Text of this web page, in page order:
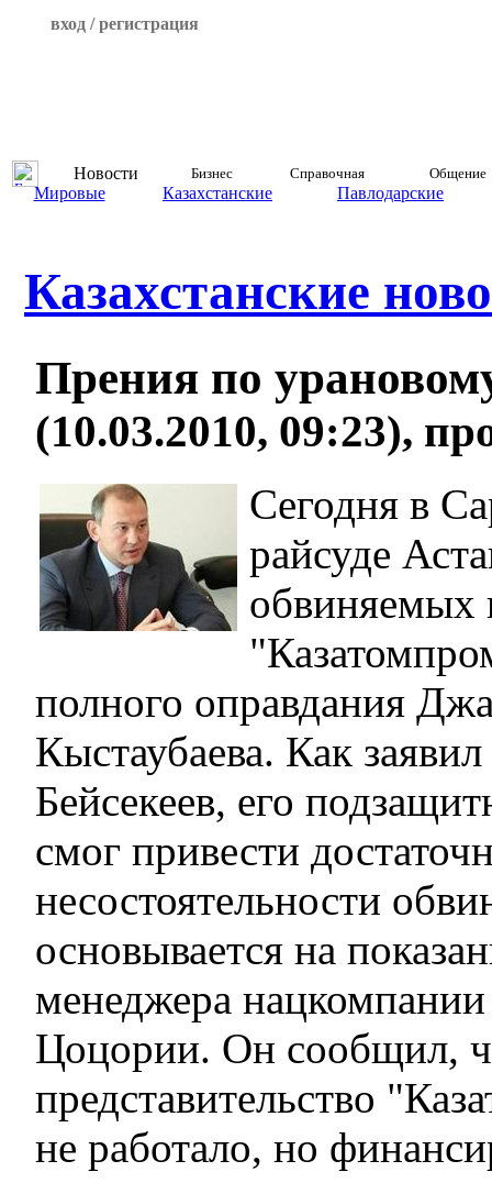
вход / регистрация
Новости Бизнес Справочная Общение
Мировые Казахстанские Павлодарские
Казахстанские
Прения по
(10.03.2010, 09:23),
Сегодня в
райсуде
обвиняемых
полного оправдания
Кыстаубаева. Как
Бейсекеев, его
смог привести
несостоятельности
основывается на
менеджера
Цоцории. Он сообщил,
представительство
не работало, но